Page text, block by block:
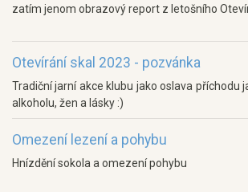
zatím jenom obrazový report z letošního
Otevírání skal 2023 - pozvánka
Tradiční jarní akce klubu jako oslava příchodu
alkoholu, žen a lásky :)
Omezení lezení a pohybu
Hnízdění sokola a omezení pohybu